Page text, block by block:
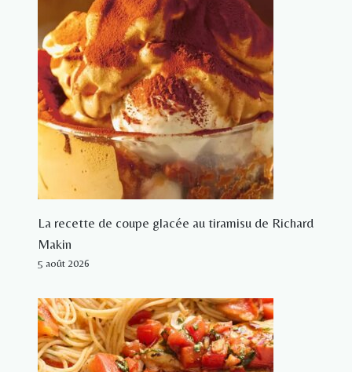
La recette de coupe glacée au tiramisu de Richard
Makin
5 août 2026